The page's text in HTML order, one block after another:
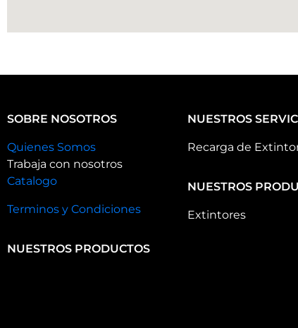
SOBRE NOSOTROS
Quienes Somos
Trabaja con nosotros
Catalogo
Terminos y Condiciones
NUESTROS PRODUCTOS
NUESTROS
Recarga de
NUESTROS
Extintores